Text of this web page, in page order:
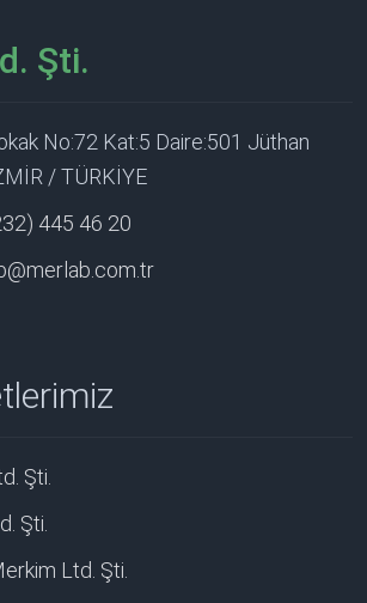
Şti.
No:72 Kat:5 Daire:501 Jüthan
/ TÜRKİYE
445 46 20
Şti.
Şti.
Ltd. Şti.